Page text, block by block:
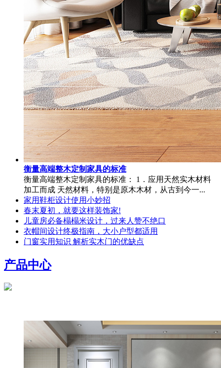
衡量高端整木定制家具的标准
衡量高端整木定制家具的标准： 1．应用天然实木材料
加工而成 天然材料，特别是原木木材，从古到今一...
家用鞋柜设计使用小妙招
春末夏初，就要这样装饰家!
儿童房必备榻榻米设计，过来人赞不绝口
衣帽间设计终极指南，大小户型都适用
门窗实用知识 解析实木门的优缺点
产品中心